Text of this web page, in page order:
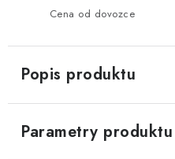
Cena od dovozce
Popis produktu
Parametry produktu